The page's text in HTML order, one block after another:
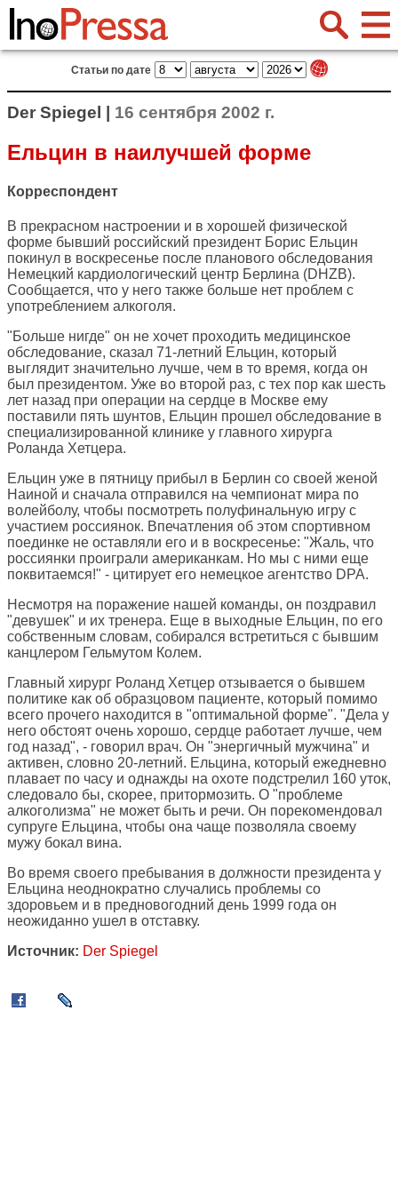
Статьи по дате
Der Spiegel | 16 сентября 2002 г.
Ельцин в наилучшей форме
Корреспондент
В прекрасном настроении и в хорошей физической
форме бывший российский президент Борис Ельцин
покинул в воскресенье после планового обследования
Немецкий кардиологический центр Берлина (DHZB).
Сообщается, что у него также больше нет проблем с
употреблением алкоголя.
"Больше нигде" он не хочет проходить медицинское
обследование, сказал 71-летний Ельцин, который
выглядит значительно лучше, чем в то время, когда он
был президентом. Уже во второй раз, с тех пор как шесть
лет назад при операции на сердце в Москве ему
поставили пять шунтов, Ельцин прошел обследование в
специализированной клинике у главного хирурга
Роланда Хетцера.
Ельцин уже в пятницу прибыл в Берлин со своей женой
Наиной и сначала отправился на чемпионат мира по
волейболу, чтобы посмотреть полуфинальную игру с
участием россиянок. Впечатления об этом спортивном
поединке не оставляли его и в воскресенье: "Жаль, что
россиянки проиграли американкам. Но мы с ними еще
поквитаемся!" - цитирует его немецкое агентство DPA.
Несмотря на поражение нашей команды, он поздравил
"девушек" и их тренера. Еще в выходные Ельцин, по его
собственным словам, собирался встретиться с бывшим
канцлером Гельмутом Колем.
Главный хирург Роланд Хетцер отзывается о бывшем
политике как об образцовом пациенте, который помимо
всего прочего находится в "оптимальной форме". "Дела у
него обстоят очень хорошо, сердце работает лучше, чем
год назад", - говорил врач. Он "энергичный мужчина" и
активен, словно 20-летний. Ельцина, который ежедневно
плавает по часу и однажды на охоте подстрелил 160 уток,
следовало бы, скорее, притормозить. О "проблеме
алкоголизма" не может быть и речи. Он порекомендовал
супруге Ельцина, чтобы она чаще позволяла своему
мужу бокал вина.
Во время своего пребывания в должности президента у
Ельцина неоднократно случались проблемы со
здоровьем и в предновогодний день 1999 года он
неожиданно ушел в отставку.
Источник: Der Spiegel